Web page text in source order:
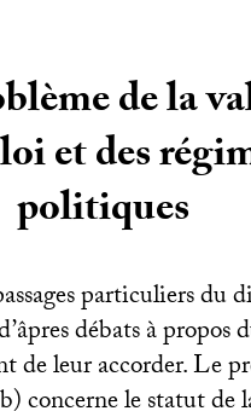
de la
et des
politiques
particuliers du
débats à propos
de leur accorder. Le